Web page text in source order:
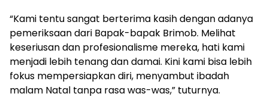
“Kami tentu sangat berterima kasih dengan adanya
pemeriksaan dari Bapak-bapak Brimob. Melihat
keseriusan dan profesionalisme mereka, hati kami
menjadi lebih tenang dan damai. Kini kami bisa lebih
fokus mempersiapkan diri, menyambut ibadah
malam Natal tanpa rasa was-was,” tuturnya.